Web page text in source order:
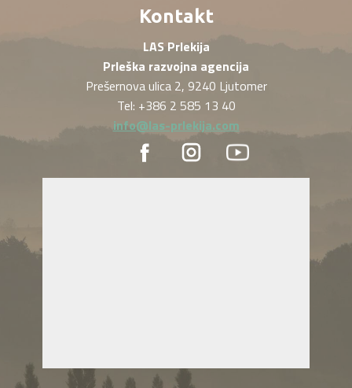
Kontakt
LAS Prlekija
Prleška razvojna agencija
Prešernova ulica 2, 9240 Ljutomer
Tel: +386 2 585 13 40
info@las-prlekija.com